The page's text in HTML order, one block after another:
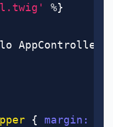
%}
{ margin :